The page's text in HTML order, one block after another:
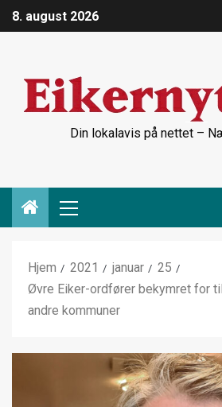
8. august 2026
Din lokalavis på nettet –
Hjem 2021 januar
25
Øvre Eiker-ordfører bekymret for
andre kommuner